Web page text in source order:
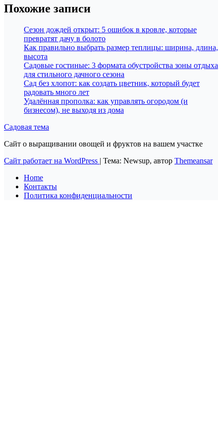
Похожие записи
Сезон дождей открыт: 5 ошибок в кровле, которые
превратят дачу в болото
Как правильно выбрать размер теплицы: ширина, длина,
высота
Садовые гостиные: 3 формата обустройства зоны отдыха
для стильного дачного сезона
Сад без хлопот: как создать цветник, который будет
радовать много лет
Удалённая прополка: как управлять огородом (и
бизнесом), не выходя из дома
Садовая тема
Сайт о выращивании овощей и фруктов на вашем участке
Сайт работает на WordPress | Тема: Newsup, автор Themeansar
Home
Контакты
Политика конфиденциальности